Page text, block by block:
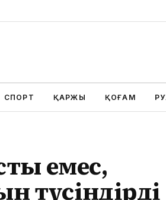
СПОРТ ҚАРЖЫ ҚОҒАМ
емес,
түсіндірді